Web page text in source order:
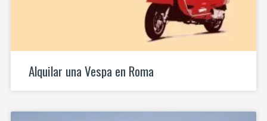
Alquilar una Vespa en Roma